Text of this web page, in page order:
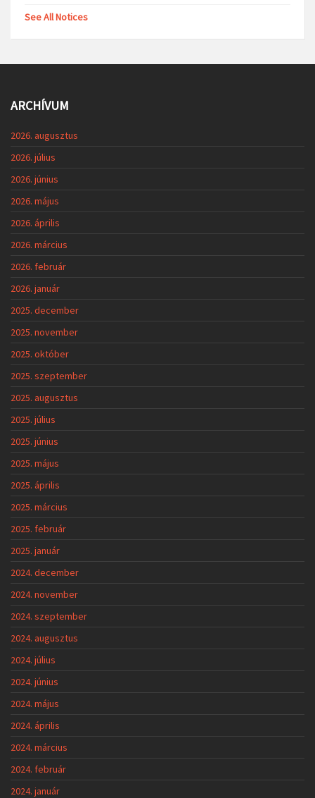
See All Notices
ARCHÍVUM
2026. augusztus
2026. július
2026. június
2026. május
2026. április
2026. március
2026. február
2026. január
2025. december
2025. november
2025. október
2025. szeptember
2025. augusztus
2025. július
2025. június
2025. május
2025. április
2025. március
2025. február
2025. január
2024. december
2024. november
2024. szeptember
2024. augusztus
2024. július
2024. június
2024. május
2024. április
2024. március
2024. február
2024. január